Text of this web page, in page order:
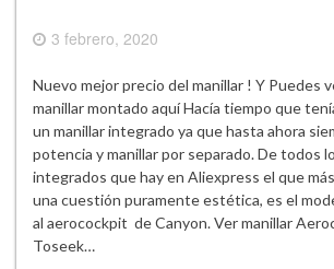
3 febrero, 2020
Nuevo mejor precio del manillar ! Y Puedes
manillar montado aquí Hacía tiempo que
un manillar integrado ya que hasta ahora
potencia y manillar por separado. De todos
integrados que hay en Aliexpress el que
una cuestión puramente estética, es el
al aerocockpit de Canyon. Ver manillar
Toseek…